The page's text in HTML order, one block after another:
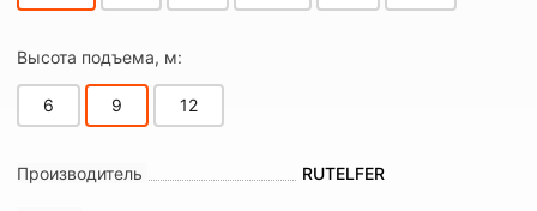
Высота подъема, м:
6 9 12
Производитель RUTELFER